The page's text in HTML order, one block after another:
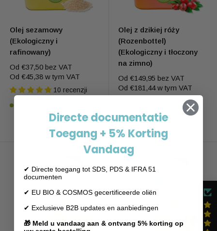
Olej sezamowy
(Ekologiczny i
rafinowany)
Od €37,50 bez VAT
Od €45,38 w tym VAT
10 recenzji
Olej z dzikiej róży
(Rozenbottel)
(Ekologiczny i tłoczony
na zimno)
Od €149,95 bez VAT
Od €181,44w tym VAT
4 recenzji
Dostępne w magazynie
Directe documentatie
Toegang + 5% Korting
Vandaag
✔ Directe toegang tot SDS, PDS & IFRA 51
documenten
✔ EU BIO & COSMOS gecertificeerde oliën
✔ Exclusieve B2B updates en aanbiedingen
🎁 Meld u vandaag aan & ontvang 5% korting op